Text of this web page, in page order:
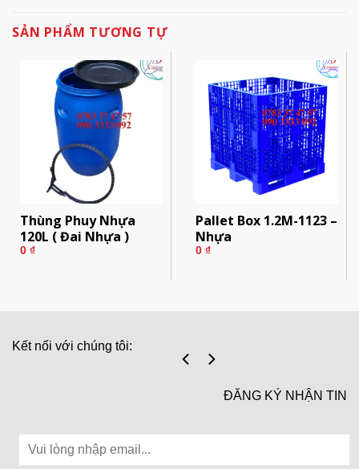
SẢN PHẨM TƯƠNG TỰ
Thùng Phuy Nhựa
120L ( Đai Nhựa )
0 ₫
Pallet Box 1.2M-1123 –
Nhựa
0 ₫
Kết nối với chúng tôi:
ĐĂNG KÝ NHẬN TIN